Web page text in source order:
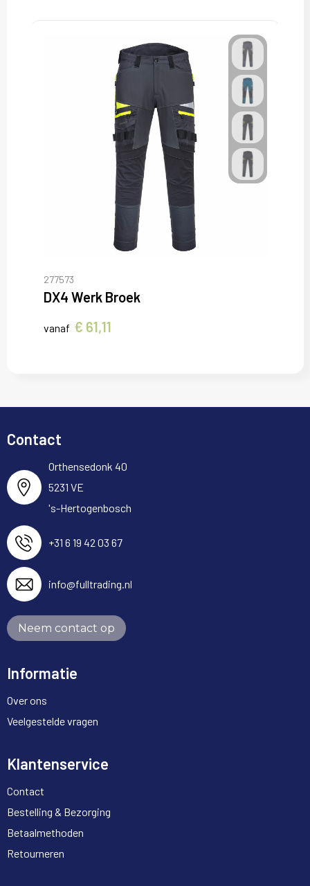
277573
DX4 Werk Broek
vanaf € 61,11
Contact
Orthensedonk 40
5231 VE
's-Hertogenbosch
+31 6 19 42 03 67
info@fulltrading.nl
Neem contact op
Informatie
Over ons
Veelgestelde vragen
Klantenservice
Contact
Bestelling & Bezorging
Betaalmethoden
Retourneren